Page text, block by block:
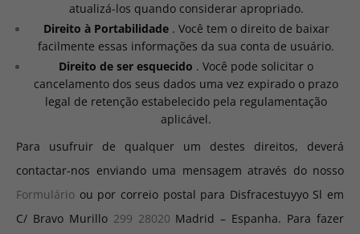
atualizá-los quando considerar apropriado.
Direito à Portabilidade. Você tem o direito de baixar
facilmente essas informações da sua conta de usuário.
Direito de ser esquecido . Você pode solicitar o
cancelamento dos seus dados uma vez expirado o prazo
legal de retenção estabelecido pela regulamentação
aplicável.
Para usufruir de qualquer um destes direitos, deverá
contactar-nos enviando uma mensagem através do nosso
Formulário ou por correio postal para Disfracestuyyo Sl em
C/ Bravo Murillo 299 28020 Madrid – Espanha. Para fazer